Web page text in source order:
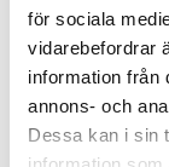
för sociala
vidarebefordrar
information från
annons- och
Dessa kan i sin
Värt att veta
laddstationer
2024-05-01
I alla publika